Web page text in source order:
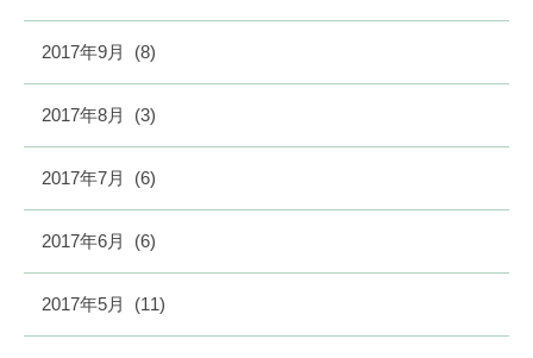
2017年9月 (8)
2017年8月 (3)
2017年7月 (6)
2017年6月 (6)
2017年5月 (11)